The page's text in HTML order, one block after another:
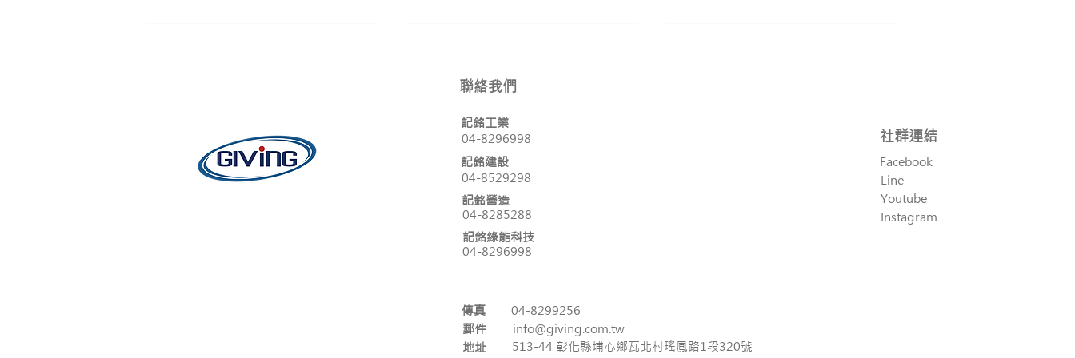
【心光音療瑜珈｜同仁療癒時
👍五一勞動節快樂!
聯絡我們
記銘工業
04-8296998
記銘建設
04-8529298
記銘營造
04-8285288
記銘綠能科技
04-8296998
傳真
郵件
地址
04-8299256
info@giving.com.tw
513-44 彰化縣埔心鄉瓦北村瑤鳳路1段320號
​社群連結
Facebook
Line
Youtube
Instagram